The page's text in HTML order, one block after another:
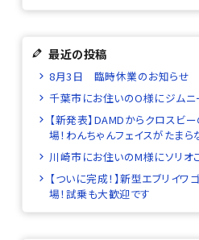
最近の投稿
8月3日 臨時休業のお知らせ
千葉市にお住いのO様にジムニ
【新発表】DAMDからクロスビ
場！わんちゃんフェイスがたま
川崎市にお住いのM様にソリオ
【ついに完成！】新型エブリイワ
場！試乗も大歓迎です